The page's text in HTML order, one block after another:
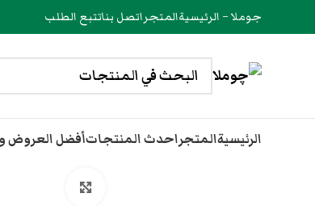
جوملا – الرئيسيةالمتجراتصل بناتتبع الطلب
الرئيسيةالمتجراحدث المنتجاتأفضل العروض